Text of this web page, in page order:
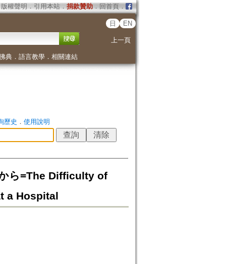
版權聲明 ． 引用本站． 捐款贊助．回首頁．
日 EN
上一頁
典． 語言教學． 相關連結
歷史 ． 使用說明
ら=The Difficulty of
a Hospital